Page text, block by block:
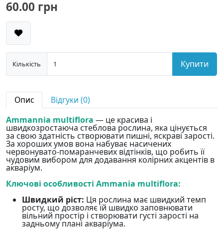
60.00 грн
Кількість Купити
Опис
Відгуки (0)
Ammannia multiflora — це красива і
швидкозростаюча стеблова рослина, яка цінується
за свою здатність створювати пишні, яскраві зарості.
За хороших умов вона набуває насичених
червонувато-помаранчевих відтінків, що робить її
чудовим вибором для додавання колірних акцентів в
акваріум.
Ключові особливості Ammania multiflora:
Швидкий ріст: Ця рослина має швидкий темп
росту, що дозволяє їй швидко заповнювати
вільний простір і створювати густі зарості на
задньому плані акваріума.